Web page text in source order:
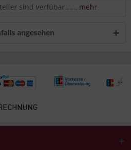
sind verfübar...... mehr
angesehen